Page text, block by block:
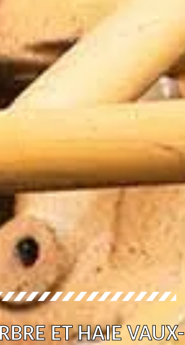
ET HAIE VAUX-